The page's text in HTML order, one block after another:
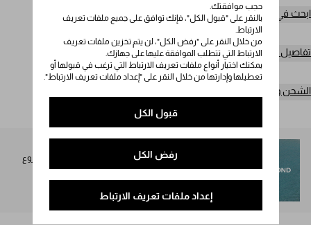
حجب موافقتك.
بالنقر على "قبول الكل"، فإنك توافق على جميع ملفات تعريف
الارتباط.
من خلال النقر على "رفض الكل"، لن يتم تخزين ملفات تعريف
الارتباط التي تتطلب الموافقة عليها على جهازك.
يمكنك اختيار أنواع ملفات تعريف الارتباط التي ترغب في قبولها أو
تعطيلها وإدارتها من خلال النقر على "إعداد ملفات تعريف الارتباط".
قبول الكل
رفض الكل
إعداد ملفات تعريف الارتباط
ابحث في المتجر
تفاصيل المنتج
الشحن وعمليات الإرجاع مجاناً
تُخصص نسبة 1% من عائدات مجموعة Prada Re-Nylon لمشروع
SEA BEYOND لصالح برنامجه التعليمي.
اكتشفوا المزيد